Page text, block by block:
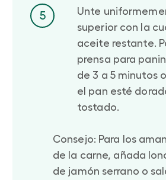
5
Unte
superior con la
aceite restante.
prensa para
de 3 a 5 minutos
el pan esté
tostado.
Consejo: Para los
de la carne, añada
de jamón serrano o